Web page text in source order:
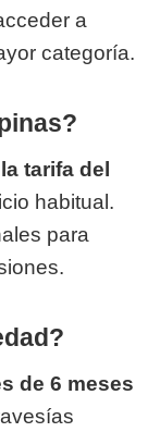
a
categoría.
tarifa del
habitual.
para
de 6 meses